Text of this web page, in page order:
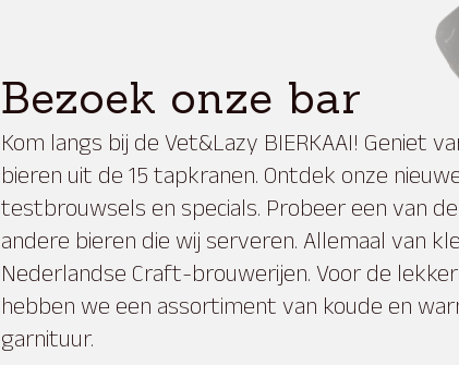
Bezoek onze bar
Kom langs bij de Vet&Lazy BIERKAAI! Geniet
bieren uit de 15 tapkranen. Ontdek onze
testbrouwsels en specials. Probeer een van
andere bieren die wij serveren. Allemaal van
Nederlandse Craft-brouwerijen. Voor de
hebben we een assortiment van koude en
garnituur.